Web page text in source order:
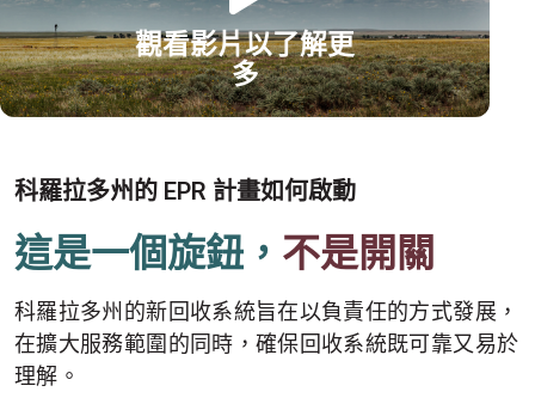
觀看影片以了解更
多
科羅拉多州的 EPR 計畫如何啟動
這是一個旋鈕， 不是開關
科羅拉多州的新回收系統旨在以負責任的方式發展，
在擴大服務範圍的同時，確保回收系統既可靠又易於
理解。